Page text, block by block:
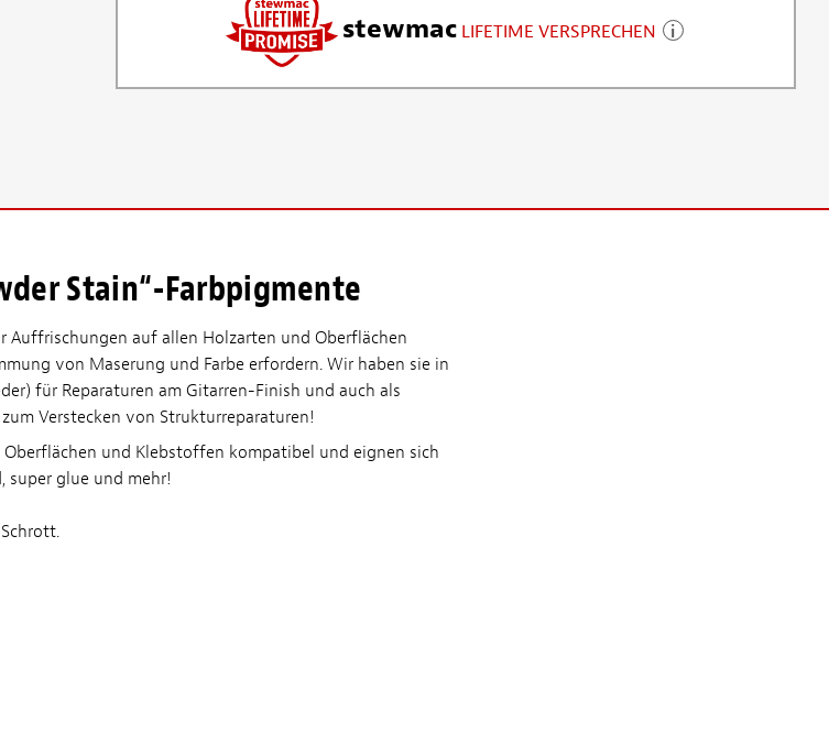
stewmac LIFETIME VERSPRECHEN
Stain“-Farbpigmente
Auffrischungen auf allen Holzarten und Oberflächen
von Maserung und Farbe erfordern. Wir haben sie in
für Reparaturen am Gitarren-Finish und auch als
Verstecken von Strukturreparaturen!
und Klebstoffen kompatibel und eignen sich
super glue und mehr!